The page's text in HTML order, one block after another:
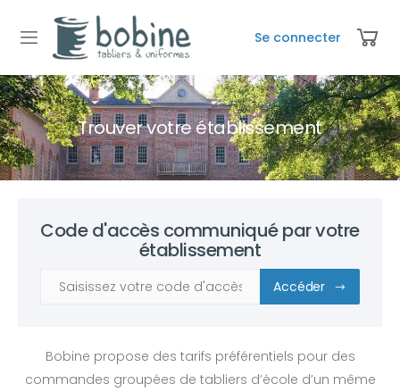
Se connecter
Trouver votre établissement
Code d'accès communiqué par votre
établissement
Accéder
Bobine propose des tarifs préférentiels pour des
commandes groupées de tabliers d’école d’un même